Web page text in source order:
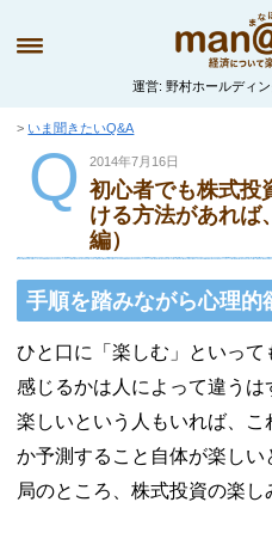
運営 野村ホールディ
いま聞きたいQ&A
Q 2014年7月16日
初心者でも株式投
ける方法があれば
編）
手順を踏みながら心理的
ひと口に「楽しむ」といっ
感じるかは人によって違う
楽しいという人もいれば、
か予測すること自体が楽し
局のところ、株式投資の楽し